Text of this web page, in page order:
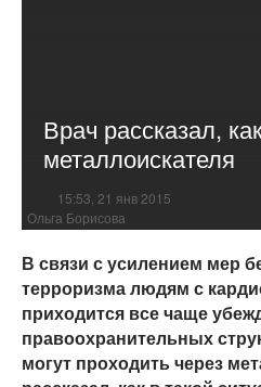
Врач рассказал,
металлоискателя
15:53, 21 янв 2015
Ольга Борисова
В связи с усилением мер
терроризма людям с
приходится все чаще
правоохранительных
могут проходить через